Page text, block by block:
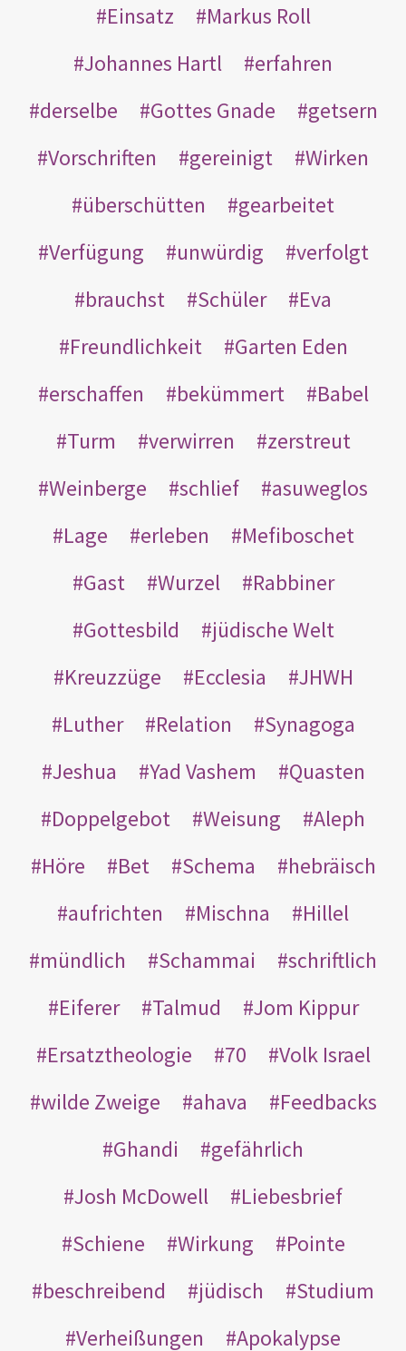
Einsatz
Markus Roll
Johannes Hartl
erfahren
derselbe
Gottes Gnade
getsern
Vorschriften
gereinigt
Wirken
überschütten
gearbeitet
Verfügung
unwürdig
verfolgt
brauchst
Schüler
Eva
Freundlichkeit
Garten Eden
erschaffen
bekümmert
Babel
Turm
verwirren
zerstreut
Weinberge
schlief
asuweglos
Lage
erleben
Mefiboschet
Gast
Wurzel
Rabbiner
Gottesbild
jüdische Welt
Kreuzzüge
Ecclesia
JHWH
Luther
Relation
Synagoga
Jeshua
Yad Vashem
Quasten
Doppelgebot
Weisung
Aleph
Höre
Bet Schema
hebräisch
aufrichten
Mischna
Hillel
mündlich
Schammai
schriftlich
Eiferer
Talmud
Jom Kippur
Ersatztheologie
70
Volk Israel
wilde Zweige
ahava
Feedbacks
Ghandi
gefährlich
Josh McDowell
Liebesbrief
Schiene
Wirkung
Pointe
beschreibend
jüdisch
Studium
Verheißungen
Apokalypse